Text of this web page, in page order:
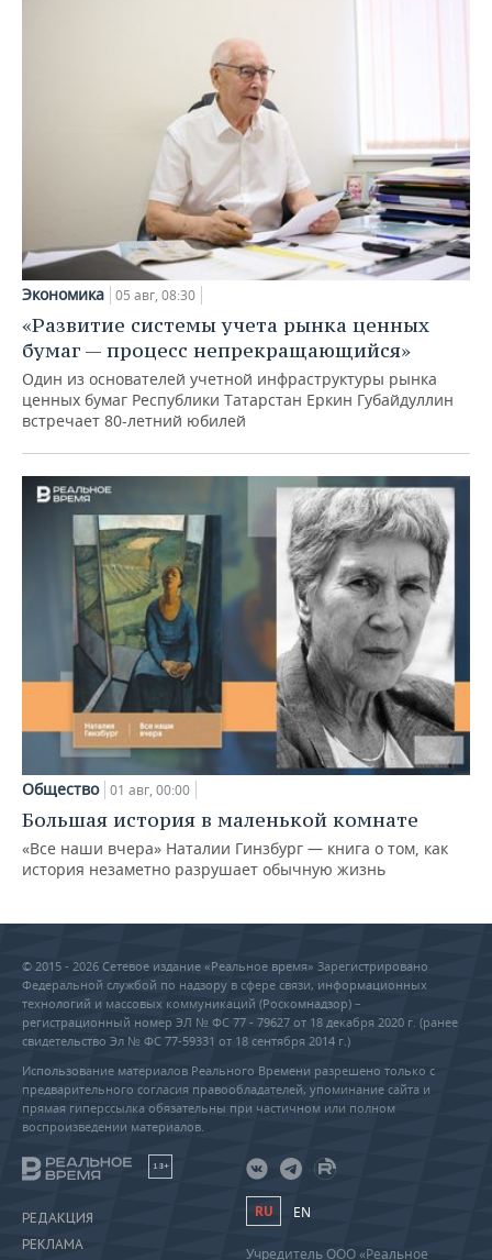
Экономика 05 авг, 08:30
«Развитие системы учета рынка ценных
бумаг — процесс непрекращающийся»
Один из основателей учетной инфраструктуры рынка
ценных бумаг Республики Татарстан Еркин Губайдуллин
встречает 80-летний юбилей
Общество 01 авг, 00:00
Большая история в маленькой комнате
«Все наши вчера» Наталии Гинзбург — книга о том, как
история незаметно разрушает обычную жизнь
© 2015 - 2026 Сетевое издание «Реальное время» Зарегистрировано
Федеральной службой по надзору в сфере связи, информационных
технологий и массовых коммуникаций (Роскомнадзор) –
регистрационный номер ЭЛ № ФС 77 - 79627 от 18 декабря 2020 г. (ранее
свидетельство Эл № ФС 77-59331 от 18 сентября 2014 г.)
Использование материалов Реального Времени разрешено только с
предварительного согласия правообладателей, упоминание сайта и
прямая гиперссылка обязательны при частичном или полном
воспроизведении материалов.
18+
РЕДАКЦИЯ
РЕКЛАМА
RU EN
Учредитель ООО «Реальное